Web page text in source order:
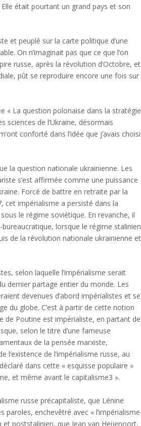
était pourtant un grand pays et son
et peuplé sur la carte politique d’une
On n’imaginait pas que ce que l’on
russe, après la révolution d’Octobre, et
pût se reproduire encore une fois sur
« La question polonaise dans la stratégie
sciences de l’Ukraine, désormais
conforté dans l’idée que j’avais choisi
la question nationale ukrainienne. Les
s’est affirmée comme une puissance
Forcé de battre en retraite par la
cet impérialisme a persisté dans la
le régime soviétique. En revanche, il
lorsque le régime stalinien
de la révolution nationale ukrainienne et
selon laquelle l’impérialisme serait
dernier partage entier du monde. Les
devenues d’abord impérialistes et se
du globe. C’est à partir de cette notion
de Poutine est impérialiste, en partant
selon le titre d’une fameuse
de la pensée marxiste,
de l’impérialisme russe, au
dans cette « esquisse populaire »
et même avant le capitalisme3 ».
russe précapitaliste, que Lénine
enchevêtré avec « l’impérialisme
poststalinien, que Jean van Heijenoort,